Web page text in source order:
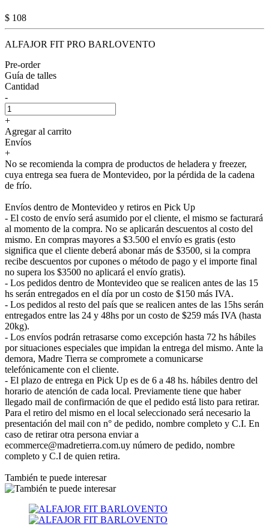
$ 108
ALFAJOR FIT PRO BARLOVENTO
Pre-order
Guía de talles
Cantidad
-
+
Agregar al carrito
Envíos
+
No se recomienda la compra de productos de heladera y freezer,
cuya entrega sea fuera de Montevideo, por la pérdida de la cadena
de frío.
Envíos dentro de Montevideo y retiros en Pick Up
- El costo de envío será asumido por el cliente, el mismo se facturará
al momento de la compra. No se aplicarán descuentos al costo del
mismo. En compras mayores a $3.500 el envío es gratis (esto
significa que el cliente deberá abonar más de $3500, si la compra
recibe descuentos por cupones o método de pago y el importe final
no supera los $3500 no aplicará el envío gratis).
- Los pedidos dentro de Montevideo que se realicen antes de las 15
hs serán entregados en el día por un costo de $150 más IVA.
- Los pedidos al resto del país que se realicen antes de las 15hs serán
entregados entre las 24 y 48hs por un costo de $259 más IVA (hasta
20kg).
- Los envíos podrán retrasarse como excepción hasta 72 hs hábiles
por situaciones especiales que impidan la entrega del mismo. Ante la
demora, Madre Tierra se compromete a comunicarse
telefónicamente con el cliente.
- El plazo de entrega en Pick Up es de 6 a 48 hs. hábiles dentro del
horario de atención de cada local. Previamente tiene que haber
llegado mail de confirmación de que el pedido está listo para retirar.
Para el retiro del mismo en el local seleccionado será necesario la
presentación del mail con n° de pedido, nombre completo y C.I. En
caso de retirar otra persona enviar a
ecommerce@madretierra.com.uy número de pedido, nombre
completo y C.I de quien retira.
También te puede interesar